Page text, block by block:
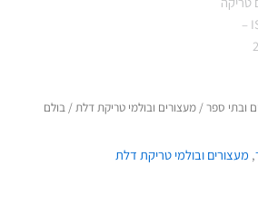
ובתי ספר/ מעצורים ובולמי טריקת דלת/ בולם
, מעצורים ובולמי טריקת דלת